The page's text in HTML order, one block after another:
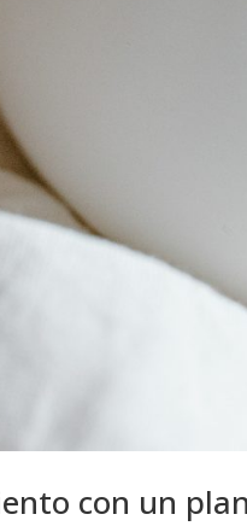
con un